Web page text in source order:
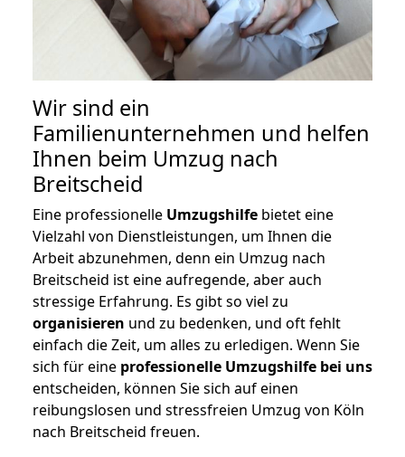
Wir sind ein
Familienunternehmen und helfen
Ihnen beim Umzug nach
Breitscheid
Eine professionelle Umzugshilfe bietet eine
Vielzahl von Dienstleistungen, um Ihnen die
Arbeit abzunehmen, denn ein Umzug nach
Breitscheid ist eine aufregende, aber auch
stressige Erfahrung. Es gibt so viel zu
organisieren und zu bedenken, und oft fehlt
einfach die Zeit, um alles zu erledigen. Wenn Sie
sich für eine professionelle Umzugshilfe bei uns
entscheiden, können Sie sich auf einen
reibungslosen und stressfreien Umzug von Köln
nach Breitscheid freuen.